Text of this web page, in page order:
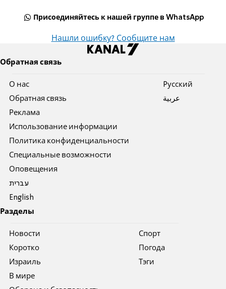
Присоединяйтесь к нашей группе в WhatsApp
Нашли ошибку? Сообщите нам
Обратная связь
О нас
Обратная связь
Реклама
Использование информации
Политика конфиденциальности
Специальные возможности
Оповещения
עברית
English
Pусский
عربية
Разделы
Новости
Коротко
Израиль
В мире
Спорт
Погода
Тэги